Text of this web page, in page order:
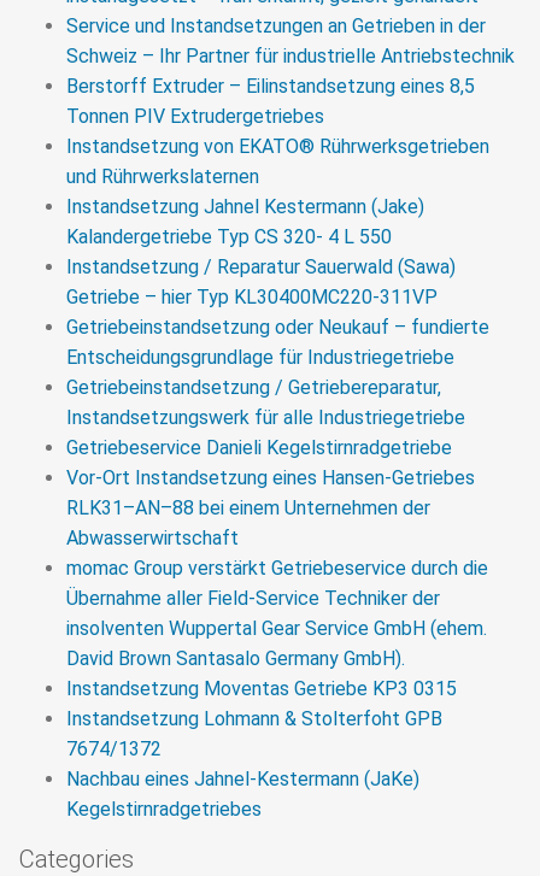
Instandsetzung eines PIV Krangetriebes /
Hubwerksgetriebes Typ D 355-2H, Neufertigung der
Verzahnung, Aufmaß des alten Gussgehäuses um
neue Getriebegehäuse für PIV D 355-2H
Krangetriebe zukünftig in Schweißkonstruktion
anbieten zu können.
>>> MEHR
Service und Instandsetzungen an Getrieben in der
Schweiz – Ihr Partner für industrielle Antriebstechnik
Berstorff Extruder – Eilinstandsetzung eines 8,5
Tonnen PIV Extrudergetriebes
Instandsetzung von EKATO® Rührwerksgetrieben
und Rührwerkslaternen
Instandsetzung Jahnel Kestermann (Jake)
Kalandergetriebe Typ CS 320- 4 L 550
Instandsetzung / Reparatur Sauerwald (Sawa)
Getriebe – hier Typ KL30400MC220-311VP
Getriebeinstandsetzung oder Neukauf – fundierte
Entscheidungsgrundlage für Industriegetriebe
Getriebeinstandsetzung / Getriebereparatur,
Instandsetzungswerk für alle Industriegetriebe
Getriebeservice Danieli Kegelstirnradgetriebe
Vor-Ort Instandsetzung eines Hansen-Getriebes
RLK31–AN–88 bei einem Unternehmen der
Abwasserwirtschaft
momac Group verstärkt Getriebeservice durch die
Übernahme aller Field-Service Techniker der
insolventen Wuppertal Gear Service GmbH (ehem.
David Brown Santasalo Germany GmbH).
Instandsetzung Moventas Getriebe KP3 0315
Instandsetzung Lohmann & Stolterfoht GPB
7674/1372
Nachbau eines Jahnel-Kestermann (JaKe)
Kegelstirnradgetriebes
Categories